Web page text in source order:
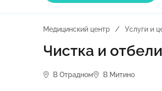
Медицинский центр Услуги и
Чистка и
В Отрадном В Митино